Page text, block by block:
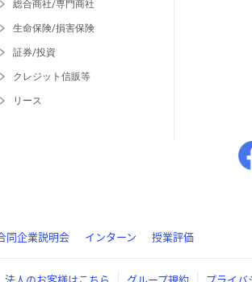
総合商社/専門商社
生命保険/損害保険
証券/投資
クレジット信販等
リース
同企業説明会 インターン 授業評価